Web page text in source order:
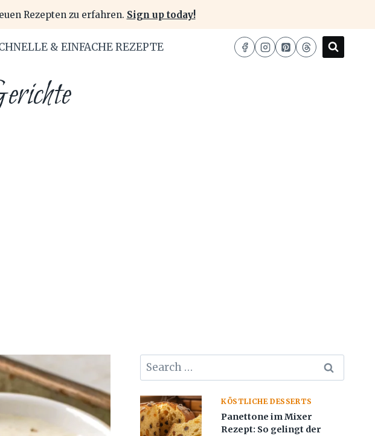
Rezepten zu erfahren. Sign up today!
& EINFACHE REZEPTE
Search
for:
KÖSTLICHE DESSERTS
Panettone im Mixer
Rezept: So gelingt der